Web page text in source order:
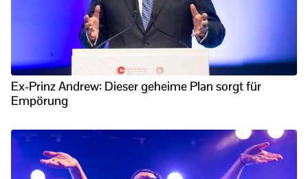
Ex-Prinz Andrew: Dieser geheime Plan sorgt für
Empörung